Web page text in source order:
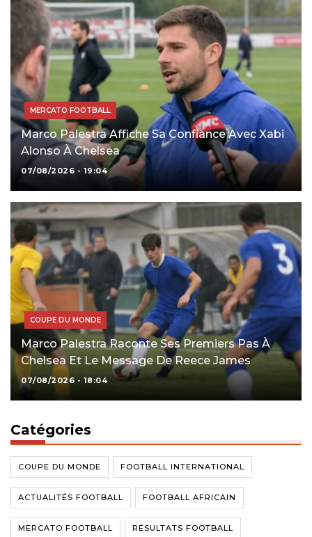
MERCATO FOOTBALL
Marco Palestra Affiche Sa Confiance Avec Xabi
Alonso À Chelsea
07/08/2026 - 19:04
COUPE DU MONDE
Marco Palestra Raconte Ses Premiers Pas À
Chelsea Et Le Message De Reece James
07/08/2026 - 18:04
Catégories
COUPE DU MONDE FOOTBALL INTERNATIONAL
ACTUALITÉS FOOTBALL FOOTBALL AFRICAIN
MERCATO FOOTBALL RÉSULTATS FOOTBALL